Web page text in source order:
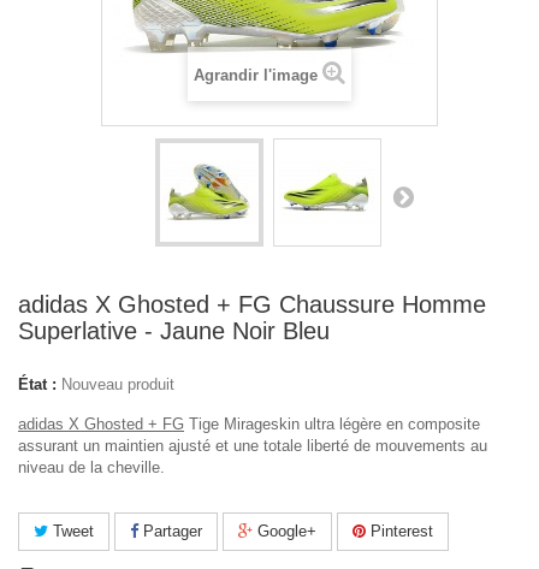
Agrandir l'image
adidas X Ghosted + FG Chaussure Homme
Superlative - Jaune Noir Bleu
État : Nouveau produit
adidas X Ghosted + FG Tige Mirageskin ultra légère en composite
assurant un maintien ajusté et une totale liberté de mouvements au
niveau de la cheville.
Tweet Partager Google+ Pinterest